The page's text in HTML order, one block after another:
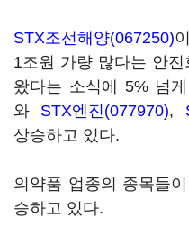
STX조선해양(067250)
1조원 가량 많다는 안
왔다는 소식에 5% 넘
와 STX엔진(077970),
상승하고 있다.
의약품 업종의 종목들
승하고 있다.